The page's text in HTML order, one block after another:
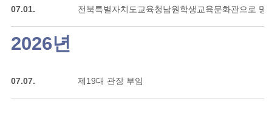
07.01. 전북특별자치도교육청남원학생교육문화관으로 명
2026년
07.07. 제19대 관장 부임